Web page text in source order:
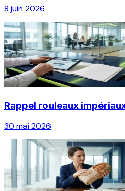
8 juin 2026
Rappel rouleaux
30 mai 2026